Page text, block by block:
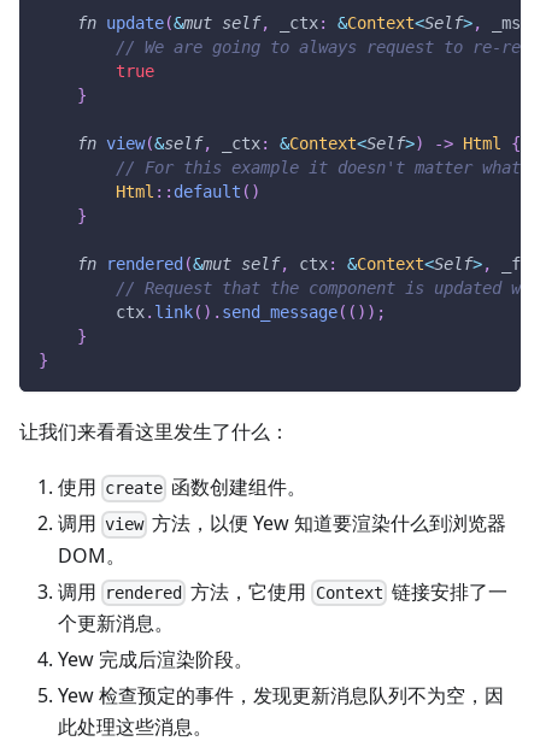
fn update(&mut self, _ctx: &Context<Self>, _msg
// We are going to always request to re-
true
}
fn view(&self, _ctx: &Context<Self>) -> Html
{
// For this example it doesn't matter what
Html :: default ( )
}
fn rendered (&mut self, ctx: &Context<Self>,
// Request that the component is updated
        ctx
. link( ) . send_message( ( ) ) ;
}
}
让我们来看看这里发生了什么：
使用 create 函数创建组件。
调用 view 方法，以便 Yew 知道要渲染什么到浏览器
DOM。
调用
rendered 方法，它使用 Context 链接安排了一
个更新消息。
Yew 完成后渲染阶段。
Yew 检查预定的事件，发现更新消息队列不为空，因
此处理这些消息。